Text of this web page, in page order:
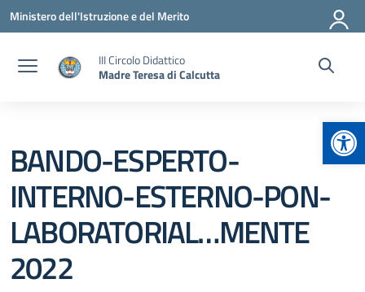
Vai ai contenuti
Vai al menu di navigazione
Vai al footer
Ministero dell'Istruzione e del Merito
III Circolo Didattico
Madre Teresa di Calcutta
BANDO-ESPERTO-
INTERNO-ESTERNO-PON-
LABORATORIAL…MENTE
2022